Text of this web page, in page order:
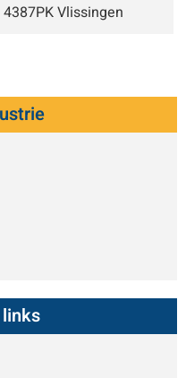
4387PK Vlissingen